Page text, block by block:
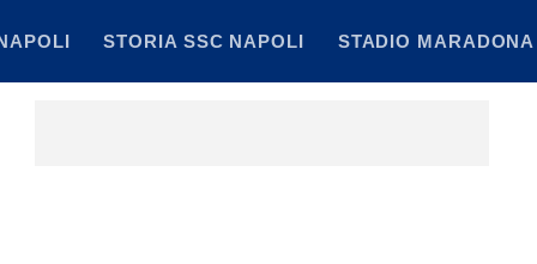
STORIA SSC NAPOLI STADIO MARADONA